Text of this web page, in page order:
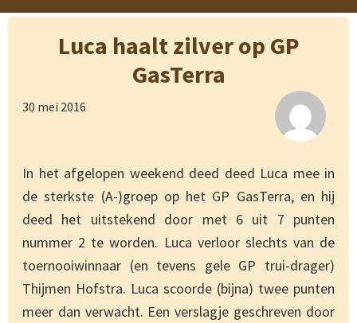
Luca haalt zilver op GP
GasTerra
30 mei 2016
In het afgelopen weekend deed deed Luca mee in
de sterkste (A-)groep op het GP GasTerra, en hij
deed het uitstekend door met 6 uit 7 punten
nummer 2 te worden. Luca verloor slechts van de
toernooiwinnaar (en tevens gele GP trui-drager)
Thijmen Hofstra. Luca scoorde (bijna) twee punten
meer dan verwacht. Een verslagje geschreven door